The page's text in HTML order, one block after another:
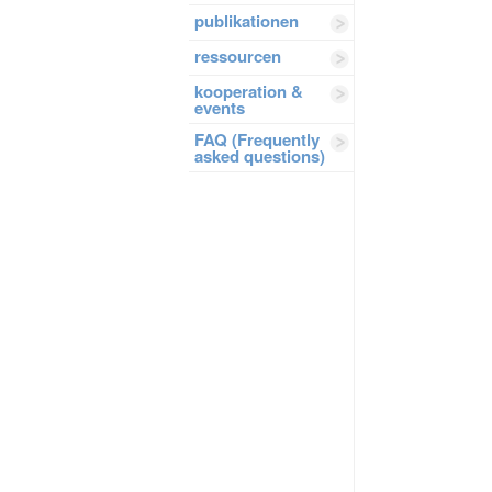
publikationen
ressourcen
kooperation &
events
FAQ (Frequently
asked questions)